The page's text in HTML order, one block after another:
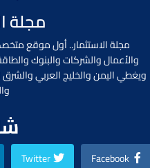
مجلة
مجلة الاستثمار.. أول موقع
والأعمال والشركات والبنوك
ويغطي اليمن والخليج العربي
Facebook
Twitter